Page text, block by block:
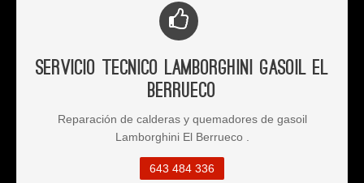
Servicio Tecnico Lamborghini Gasoil El
Berrueco
Reparación de calderas y quemadores de gasoil
Lamborghini El Berrueco .
643 484 336